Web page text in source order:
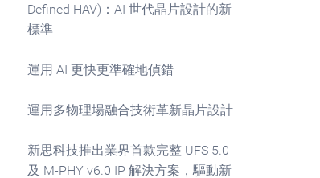
Defined HAV)：AI 世代晶片設計的新
標準
運用 AI 更快更準確地偵錯
運用多物理場融合技術革新晶片設計
新思科技推出業界首款完整 UFS 5.0
及 M-PHY v6.0 IP 解決方案，驅動新